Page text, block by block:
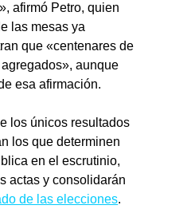
afirmó Petro, quien
las mesas ya
que «centenares de
aunque
esa afirmación.
los únicos resultados
los que determinen
en el escrutinio,
actas y consolidarán
de las elecciones.